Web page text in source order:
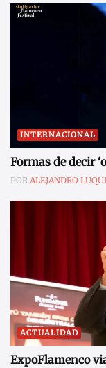
INTERNACIONAL
Formas de decir
POR ALEJANDRO
ACTUALIDAD
ExpoFlamenco